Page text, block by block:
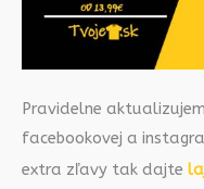
Pravidelne
facebookovej a
extra zľavy tak dajte